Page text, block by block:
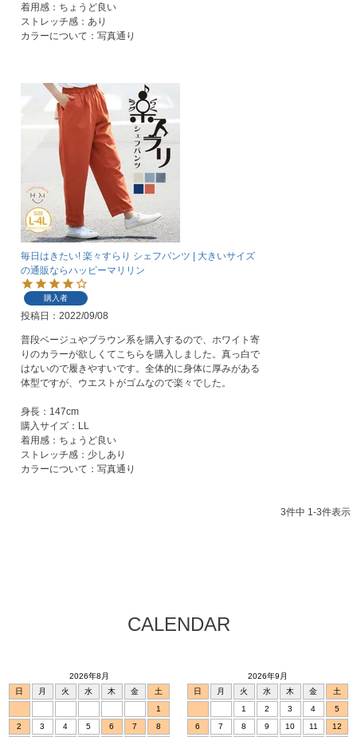
着用感：ちょうど良い
ストレッチ感：あり
カラーについて：写真通り
毎日はきたい! 楽々すらり シェフパンツ | 大きいサイズ
の通販ならハッピーマリリン
購入者
投稿日 2022/09/08
普段ベージュやブラウン系を購入するので、ホワイト寄
りのカラーが欲しくてこちらを購入しました。真っ白で
はないので履きやすいです。全体的に身体に厚みがある
体型ですが、ウエストがゴムなので楽々でした。
身長：147cm
購入サイズ：LL
着用感：ちょうど良い
ストレッチ感：少しあり
カラーについて：写真通り
3件中 1-3件表示
CALENDAR
2026年8月
日
月 火 水 木 金
土
1
2
3 4 5 6 7
8
2026年9月
日
月 火 水 木 金
土
1
2 3 4
5
6
7 8 9 10 11
12